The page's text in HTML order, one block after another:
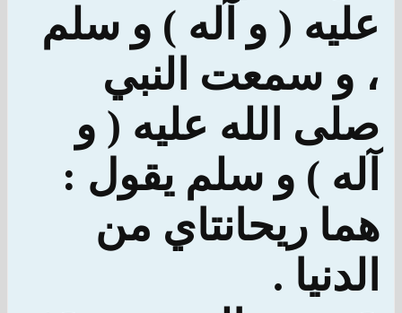
عليه ( و آله ) و سلم
، و سمعت النبي
صلى الله عليه ( و
آله ) و سلم يقول :
هما ريحانتاي من
الدنيا .